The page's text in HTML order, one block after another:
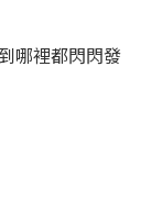
哪裡都閃閃發